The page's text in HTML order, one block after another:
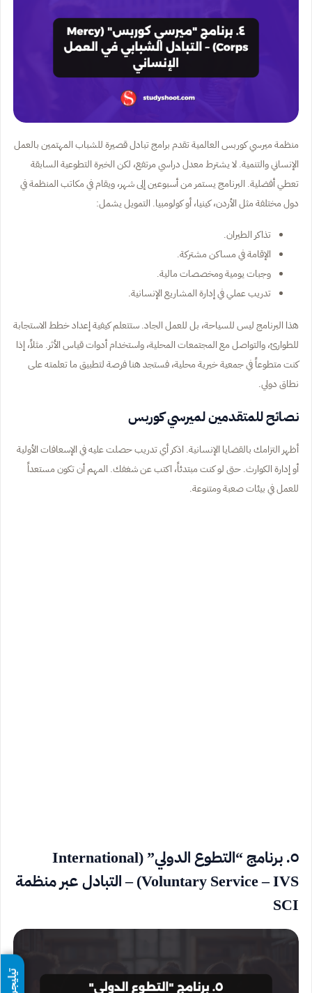
منظمة ميرسي كوربس العالمية تقدم برامج تبادل قصيرة للشباب المهتمين بالعمل
الإنساني والتنمية. لا يشترط معدل دراسي مرتفع، لكن الخبرة التطوعية السابقة
تعطي أفضلية. البرنامج يستمر من أسبوعين إلى شهر، ويقام في مكاتب المنظمة في
دول مختلفة مثل الأردن، كينيا، أو كولومبيا. التمويل يشمل:
تذاكر الطيران.
الإقامة في مساكن مشتركة.
وجبات يومية ومخصصات مالية.
تدريب عملي في إدارة المشاريع الإنسانية.
هذا البرنامج ليس للسياحة، بل للعمل الجاد. ستتعلم كيفية إعداد خطط الاستجابة
للطوارئ، والتواصل مع المجتمعات المحلية، واستخدام أدوات قياس الأثر. مثلاً، إذا
كنت متطوعاً في جمعية خيرية محلية، فستجد هنا فرصة لتطبيق ما تعلمته على
نطاق دولي.
نصائح للمتقدمين لميرسي كوربس
أظهر التزامك بالقضايا الإنسانية. اذكر أي تدريب حصلت عليه في الإسعافات الأولية
أو إدارة الكوارث. حتى لو كنت مبتدئاً، اكتب عن شغفك. المهم أن تكون مستعداً
للعمل في بيئات صعبة ومتنوعة.
٥. برنامج “التطوع الدولي” (International
Voluntary Service – IVS) – التبادل عبر منظمة
SCI